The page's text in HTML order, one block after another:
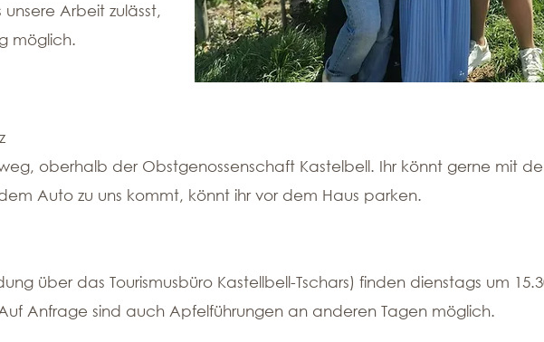
unsere Arbeit zulässt,
möglich.
oberhalb der Obstgenossenschaft Kastelbell. Ihr könnt gerne mit
Auto zu uns kommt, könnt ihr vor dem Haus parken.
über das Tourismusbüro Kastellbell-Tschars) finden dienstags um
Anfrage sind auch Apfelführungen an anderen Tagen möglich.